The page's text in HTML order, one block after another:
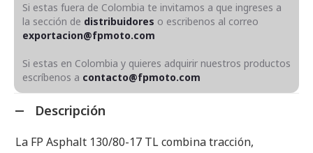
Si estas fuera de Colombia te invitamos a que ingreses a
la sección de distribuidores o escribenos al correo
exportacion@fpmoto.com
Si estas en Colombia y quieres adquirir nuestros productos
escríbenos a contacto@fpmoto.com
Descripción
La FP Asphalt 130/80-17 TL combina tracción,